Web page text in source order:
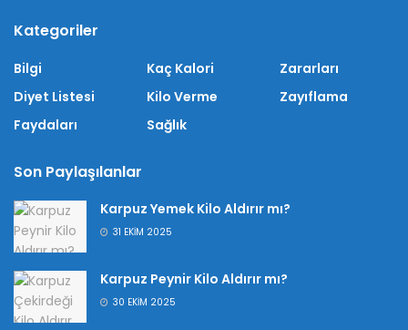
Kategoriler
Bilgi
Diyet Listesi
Faydaları
Kaç Kalori
Kilo Verme
Sağlık
Zararları
Zayıflama
Son Paylaşılanlar
Karpuz Yemek Kilo Aldırır mı?
31 EKIM 2025
Karpuz Peynir Kilo Aldırır mı?
30 EKIM 2025